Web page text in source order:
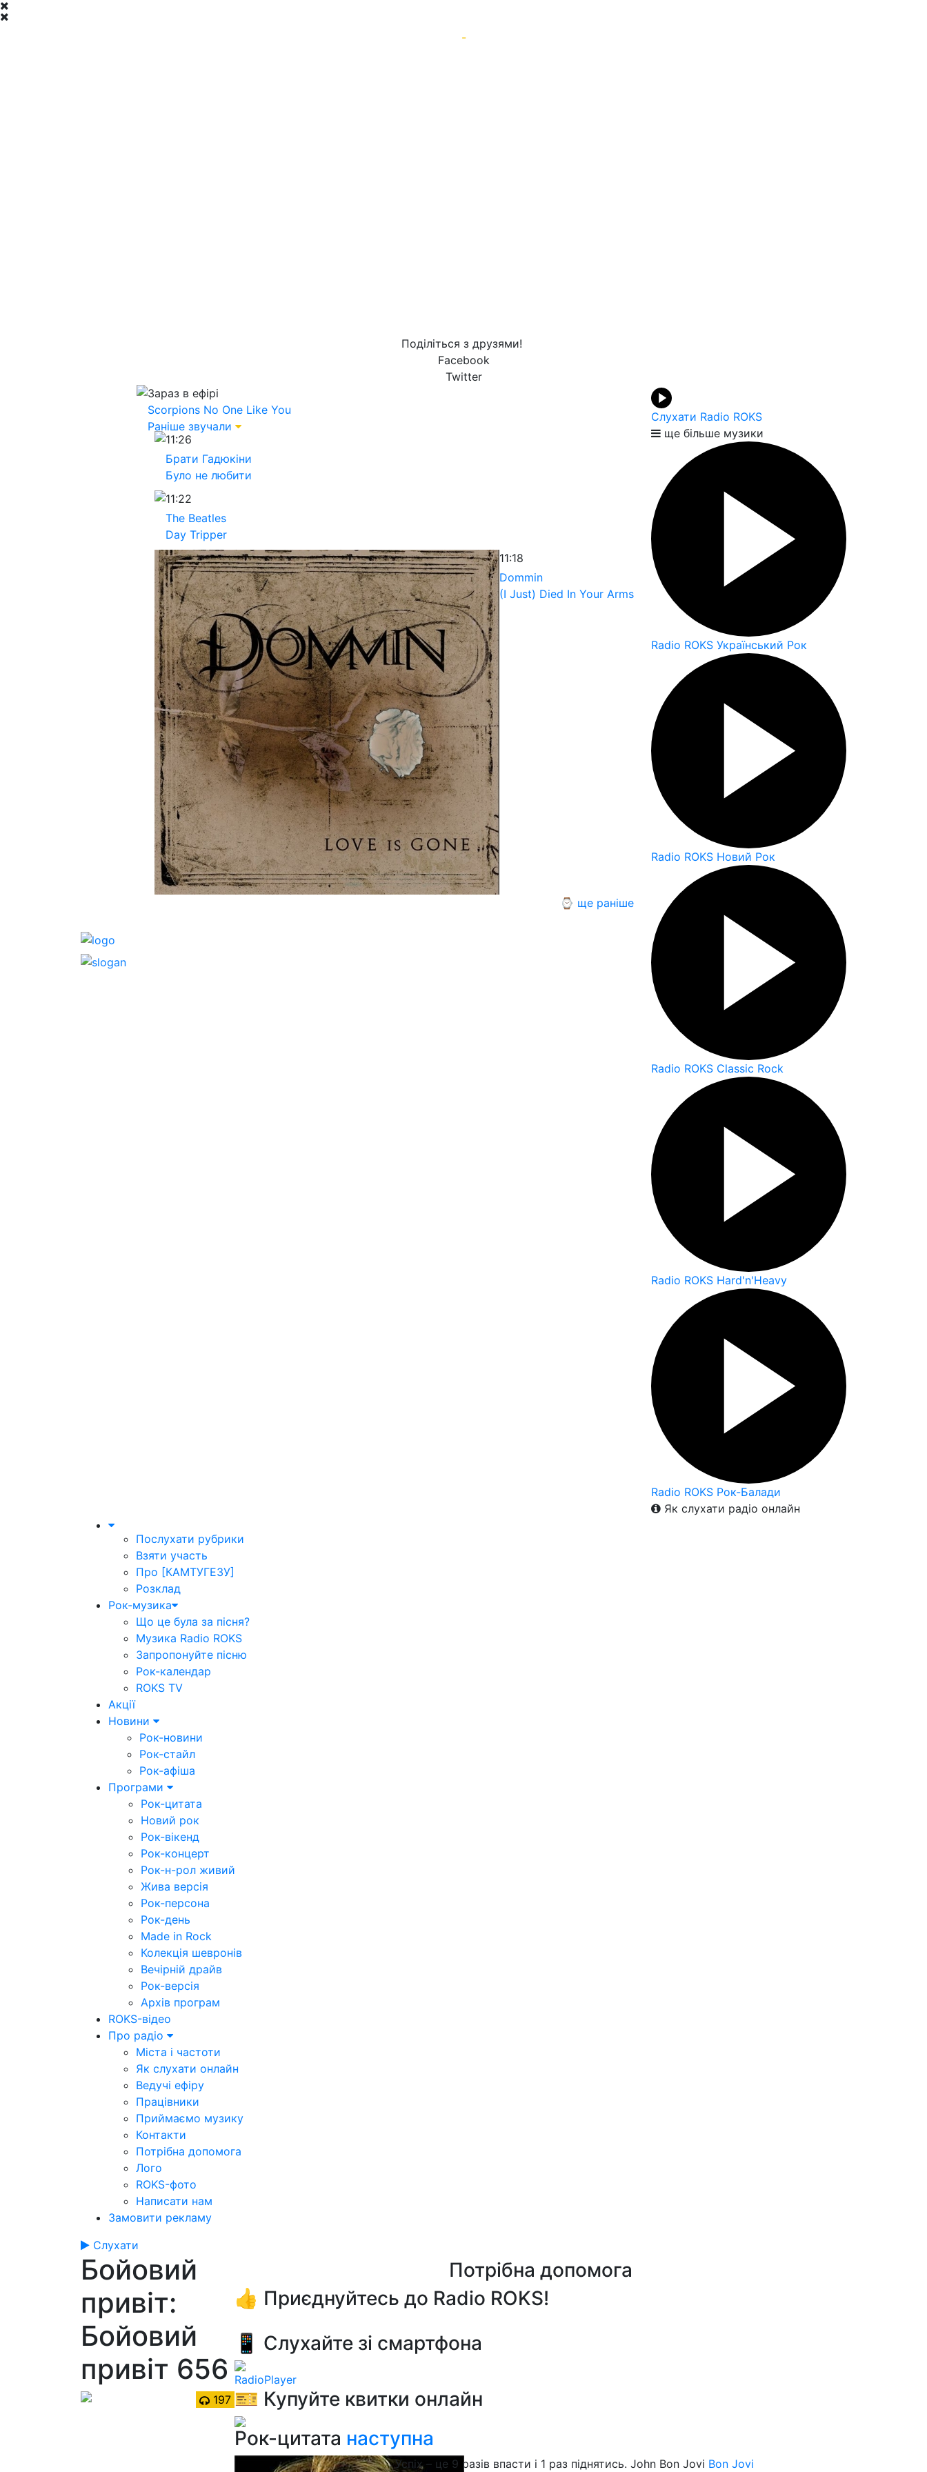
-
Поділіться з друзями!
Facebook
Twitter
Зараз в ефірі
Scorpions No One Like You
Раніше звучали
11:26
Брати Гадюкіни
Було не любити
11:22
The Beatles
Day Tripper
11:18
Dommin
(I Just) Died In Your Arms
⌚ ще раніше
Слухати Radio ROKS
ще більше музики
Radio ROKS Український Рок
Radio ROKS Новий Рок
Radio ROKS Classic Rock
Radio ROKS Hard'n'Heavy
Radio ROKS Рок-Балади
Як слухати радіо онлайн
Послухати рубрики
Взяти участь
Про [КАМТУГЕЗУ]
Розклад
Рок-музика
Що це була за пісня?
Музика Radio ROKS
Запропонуйте пісню
Рок-календар
ROKS TV
Акції
Новини
Рок-новини
Рок-стайл
Рок-афіша
Програми
Рок-цитата
Новий рок
Рок-вікенд
Рок-концерт
Рок-н-рол живий
Жива версія
Рок-персона
Рок-день
Made in Rock
Колекція шевронів
Вечірній драйв
Рок-версія
Архів програм
ROKS-відео
Про радіо
Міста і частоти
Як слухати онлайн
Ведучі ефіру
Працівники
Приймаємо музику
Контакти
Потрібна допомога
Лого
ROKS-фото
Написати нам
Замовити рекламу
Слухати
Бойовий
привіт:
Бойовий
привіт 656
197
Потрібна допомога
👍 Приєднуйтесь до Radio ROKS!
📱 Слухайте зі смартфона
RadioPlayer
🎫 Купуйте квитки онлайн
Рок-цитата наступна
Успіх – це 9 разів впасти і 1 раз піднятись. John Bon Jovi Bon Jovi